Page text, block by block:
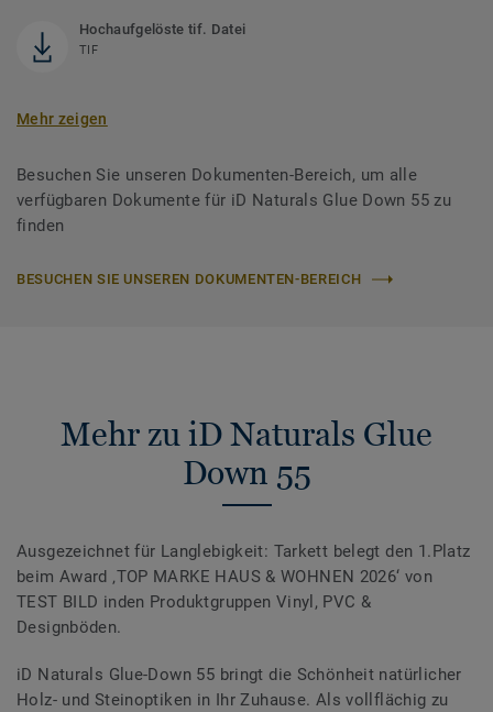
Hochaufgelöste tif. Datei
TIF
Mehr zeigen
Besuchen Sie unseren Dokumenten-Bereich, um alle
verfügbaren Dokumente für iD Naturals Glue Down 55 zu
finden
BESUCHEN SIE UNSEREN DOKUMENTEN-BEREICH
Mehr zu iD Naturals Glue
Down 55
Ausgezeichnet für Langlebigkeit: Tarkett belegt den 1.Platz
beim Award ‚TOP MARKE HAUS & WOHNEN 2026‘ von
TEST BILD inden Produktgruppen Vinyl, PVC &
Designböden.
iD Naturals Glue-Down 55 bringt die Schönheit natürlicher
Holz- und Steinoptiken in Ihr Zuhause. Als vollflächig zu